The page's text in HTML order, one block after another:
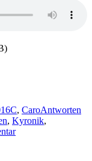
C, CaroAntworten
, Kyronik,
zu